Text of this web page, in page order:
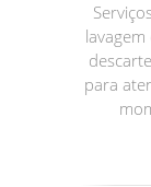
para